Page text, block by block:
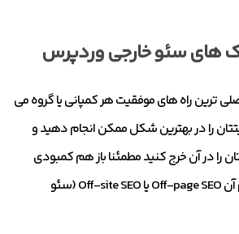
های سئو خارجی وردپرس
ترین راه های موفقیت هر کمپانی یا گروه می
را در بهترین شکل ممکن انجام دهید و
را در آن خرج کنید مطمئنا باز هم کمبودی
احساس می شود که نام آن Off-page SEO یا Off-site SEO (سئو